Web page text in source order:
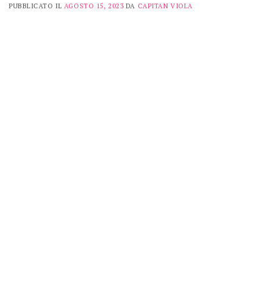
PUBBLICATO IL AGOSTO 15, 2023 DA CAPITAN VIOLA